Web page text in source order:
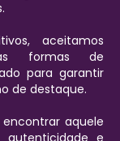
aceitamos
formas de
para garantir
de destaque.
aquele